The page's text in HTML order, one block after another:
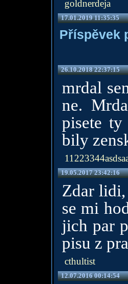
goldnerdeja
17.01.2019 11:35:35
Příspěvek
26.10.2018 22:37:15
mrdal
ne.
pisete
bily
19.05.2017 23:42:16
Zdar lidi,
se mi
jich par
pisu z
cthultist
12.07.2016 00:14:54